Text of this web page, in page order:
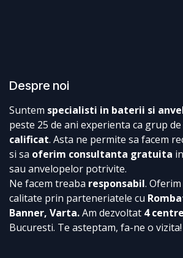
Despre noi
Suntem specialisti in baterii si
peste 25 de ani experienta ca grup
calificat. Asta ne permite sa facem
si sa oferim consultanta gratuita
sau anvelopelor potrivite.
Ne facem treaba responsabil.
calitate prin parteneriatele cu
Banner, Varta.Am dezvoltat 4
Bucuresti. Te asteptam, fa-ne o vizita!